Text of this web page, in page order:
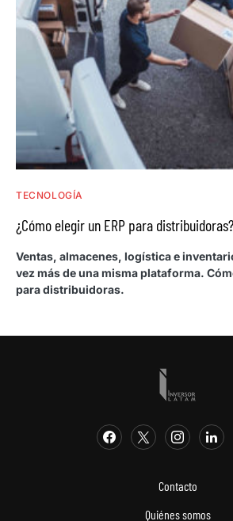
TECNOLOGÍA
¿Cómo elegir un ERP para distribuidoras?
Ventas, almacenes, logística e
vez más de una misma plataforma.
para distribuidoras.
Contacto
Quiénes somos